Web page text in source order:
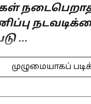
...
முழுமையாகப்